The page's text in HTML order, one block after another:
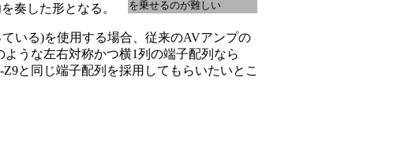
を乗せるのが難しい
奏した形となる。
いる)を使用する場合、従来のAVアンプの
うな左右対称かつ横1列の端子配列なら
と同じ端子配列を採用してもらいたいとこ